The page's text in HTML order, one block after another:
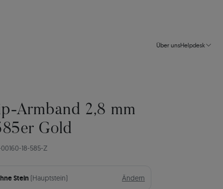
Über unsHelpdesk
Armband 2,8 mm
Gold
18-585-Z
Stein (Hauptstein) Ändern